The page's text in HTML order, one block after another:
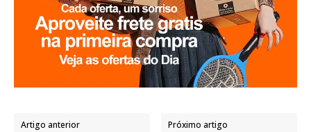
Artigo anterior Próximo artigo